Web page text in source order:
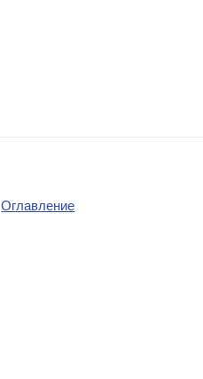
Оглавление